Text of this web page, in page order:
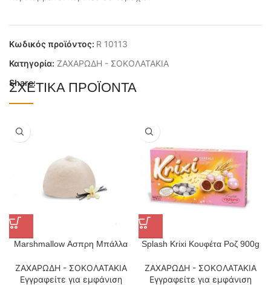
Κωδικός προϊόντος: R 10113
Κατηγορία: ΖΑΧΑΡΩΔΗ - ΣΟΚΟΛΑΤΑΚΙΑ
Share:
ΣΧΕΤΙΚΆ ΠΡΟΪΌΝΤΑ
Marshmallow Ασπρη Μπάλλα
ΖΑΧΑΡΩΔΗ - ΣΟΚΟΛΑΤΑΚΙΑ
Εγγραφείτε για εμφάνιση
Splash Krixi Κουφέτα Ροζ 900g
ΖΑΧΑΡΩΔΗ - ΣΟΚΟΛΑΤΑΚΙΑ
Εγγραφείτε για εμφάνιση